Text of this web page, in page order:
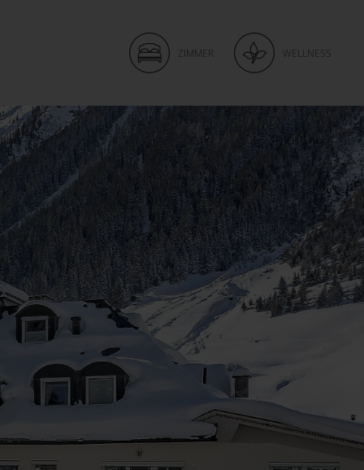
ZIMMER WELLNESS